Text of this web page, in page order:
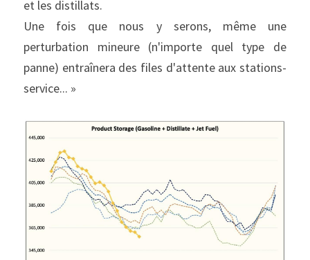
et les distillats.
Une fois que nous y serons, même une
perturbation mineure (n'importe quel type de
panne) entraînera des files d'attente aux stations-
service... »